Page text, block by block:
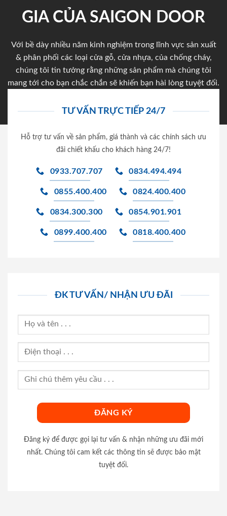
GIA CỦA SAIGON DOOR
Với bề dày nhiều năm kinh nghiệm trong lĩnh vực sản xuất
& phân phối các loại cửa gỗ, cửa nhựa, của chống cháy,
chúng tôi tin tưởng rằng những sản phẩm mà chúng tôi
mang tới cho bạn chắc chắn sẽ khiến bạn hài lòng tuyệt đối.
TƯ VẤN TRỰC TIẾP 24/7
Hỗ trợ tư vấn về sản phẩm, giá thành và các chính sách ưu
đãi chiết khấu cho khách hàng 24/7!
0933.707.707 0834.494.494
0855.400.400 0824.400.400
0834.300.300 0854.901.901
0899.400.400 0818.400.400
ĐK TƯ VẤN/ NHẬN ƯU ĐÃI
Đăng ký để được gọi lại tư vấn & nhận những ưu đãi mới
nhất. Chúng tôi cam kết các thông tin sẽ được bảo mật
tuyệt đối.